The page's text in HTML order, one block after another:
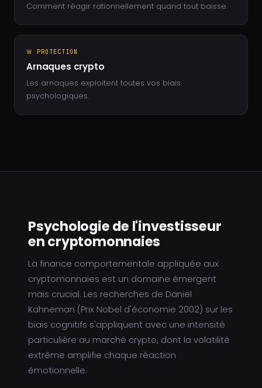
Comment réagir rationnellement quand tout baisse.
🚨 PROTECTION
Arnaques crypto
Les arnaques exploitent toutes vos biais
psychologiques.
Psychologie de l'investisseur
en cryptomonnaies
La finance comportementale appliquée aux
cryptomonnaies est un domaine émergent
mais crucial. Les recherches de Daniel
Kahneman (Prix Nobel d'économie 2002) sur les
biais cognitifs s'appliquent avec une intensité
particulière au marché crypto, dont la volatilité
extrême amplifie chaque réaction
émotionnelle.